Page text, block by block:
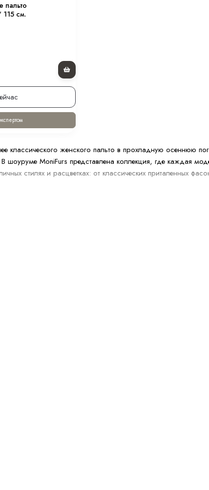
пальто
см.
классического женского пальто в прохладную осеннюю
шоуруме MoniFurs представлена коллекция, где каждая
стилях и расцветках: от классических приталенных
пальто на осень